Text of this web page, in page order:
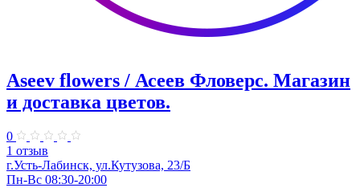
Aseev flowers / Асеев Фловерс. Магазин
и доставка цветов.
0
1 отзыв
г.Усть-Лабинск, ул.Кутузова, 23/Б
Пн-Вс 08:30-20:00